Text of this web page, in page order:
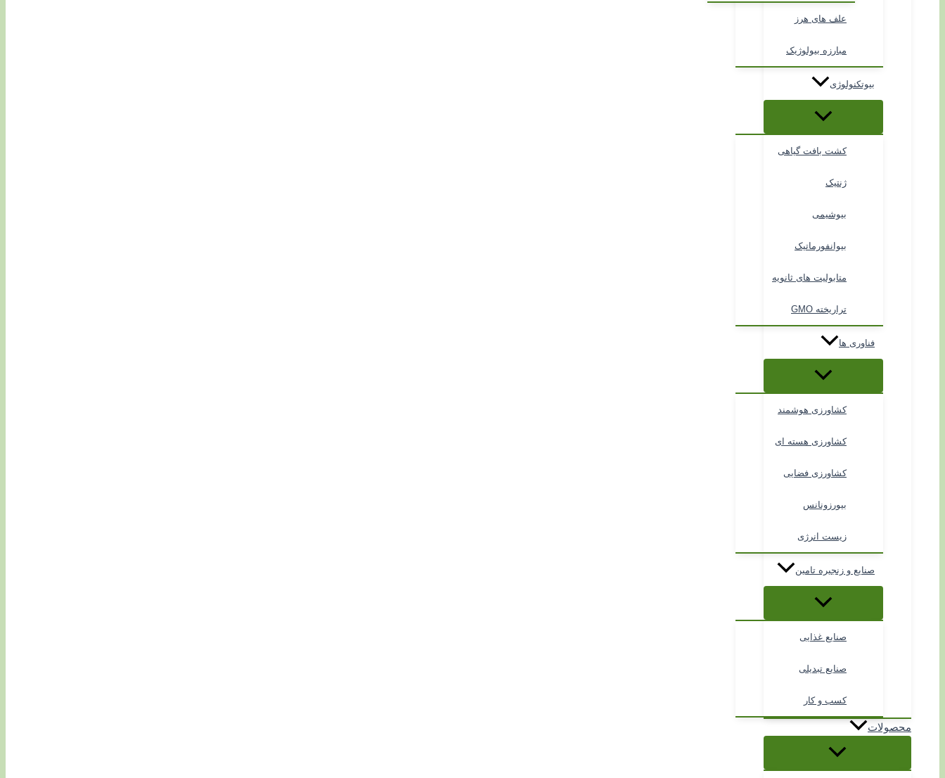
علف های هرز
مبارزه بیولوژیک
بیوتکنولوژی
کشت بافت گیاهی
ژنتیک
بیوشیمی
بیوانفورماتیک
متابولیت های ثانویه
تراریخته GMO
فناوری ها
کشاورزی هوشمند
کشاورزی هسته ای
کشاورزی فضایی
بیورزونانس
زیست انرژی
صنایع و زنجیره تامین
صنایع غذایی
صنایع تبدیلی
کسب و کار
محصولات